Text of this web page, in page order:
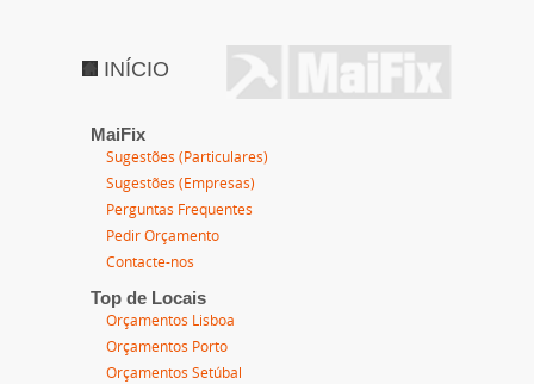
INÍCIO
MaiFix
Sugestões (Particulares)
Sugestões (Empresas)
Perguntas Frequentes
Pedir Orçamento
Contacte-nos
Top de Locais
Orçamentos Lisboa
Orçamentos Porto
Orçamentos Setúbal